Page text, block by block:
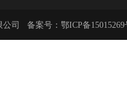
公司 备案号： 鄂ICP备15015269